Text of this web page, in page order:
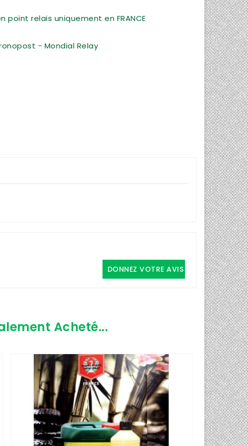
point relais uniquement en FRANCE
- Mondial Relay
DONNEZ VOTRE AVIS
Acheté...